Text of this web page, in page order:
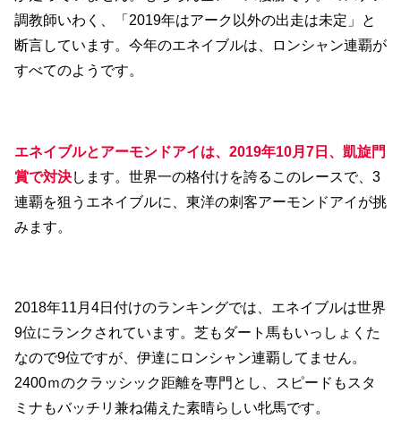
調教師いわく、「2019年はアーク以外の出走は未定」と
断言しています。今年のエネイブルは、ロンシャン連覇が
すべてのようです。
エネイブルとアーモンドアイは、2019年10月7日、凱旋門
賞で対決します。世界一の格付けを誇るこのレースで、3
連覇を狙うエネイブルに、東洋の刺客アーモンドアイが挑
みます。
2018年11月4日付けのランキングでは、エネイブルは世界
9位にランクされています。芝もダート馬もいっしょくた
なので9位ですが、伊達にロンシャン連覇してません。
2400ｍのクラッシック距離を専門とし、スピードもスタ
ミナもバッチリ兼ね備えた素晴らしい牝馬です。